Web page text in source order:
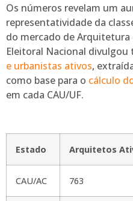
Os números revelam um
representatividade da
do mercado de Arquitetura
Eleitoral Nacional divulgou
e urbanistas ativos,
como base para o cálculo
em cada CAU/UF.
Estado Arquitetos
CAU/AC 763